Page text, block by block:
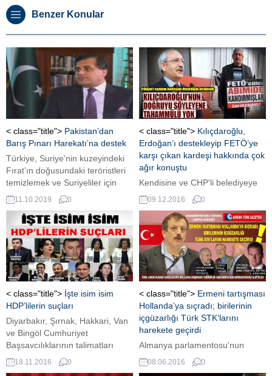
Benzer Konular
< class="title"> Pakistan’dan
Barış Pınarı Harekatı’na destek
Türkiye, Suriye’nin kuzeyindeki
Fırat’ın doğusundaki teröristleri
temizlemek ve Suriyeliler için
bölgeyi güvenli hale getirmek için
dün akşam üzeri Barış Pınarı
Harekatı’na başladı. Türkiye’ye
birçok ülke operasyon
konusunda karşı çıksa da destek
veren ülkeler de var. PAKİSTAN
DESTEĞİNİ AÇIKLADI Başkent
İslamabad’da düzenlediği
haftalık basın bilgilendirme
toplantısında konuşan Pakistan
Dışişleri Bakanlığı Sözcüsü...
11.10.2019 0
< class="title"> Kılıçdaroğlu,
Erdoğan’ı destekleyip FETÖ’ye
karşı çıkan kardeşi hakkında çok
ağır konuştu
Kendisine ve CHP'li belediyeye
tepki gösteren kardeşiyle ilgili
konuşan CHP Genel Başkanı
Kemal Kılıçdaroğlu, kardeşinin
müteahhitler tarafından satın
alındığını ima etti.
09.12.2016 0
< class="title"> İşte isim isim
HDP’lilerin suçları
Diyarbakır, Şırnak, Hakkari, Van
ve Bingöl Cumhuriyet
Başsavcılıklarının talimatları
doğrultusunda gözaltına alınan
HDP'li milletvekilleri hakkında
18.11.2016 0
< class="title"> Ermeni tartışması
Hollanda’ya sıçradı; birilerinin
içgüzarlığı Türk STK’larını
harekete geçirdi
Almanya parlamentosu'nun
'Ermeni soykırım' kararı
Hollanda'ya sıçradı. Hollanda'nın
08.06.2016 0